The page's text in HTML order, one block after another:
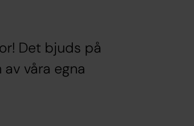
Det bjuds på
våra egna